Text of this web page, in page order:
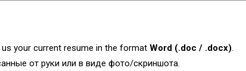
your current resume in the format Word (.doc / .docx).
от руки или в виде фото/скриншота.